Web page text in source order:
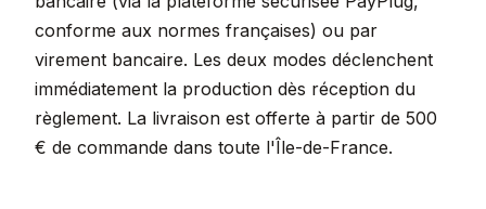
conforme aux normes françaises) ou par
virement bancaire. Les deux modes déclenchent
immédiatement la production dès réception du
règlement. La livraison est offerte à partir de 500
€ de commande dans toute l'Île-de-France.